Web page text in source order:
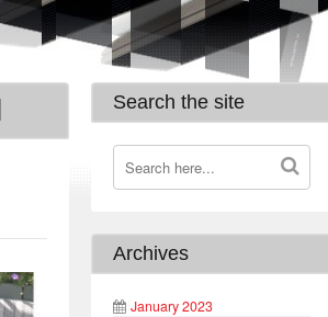
Search the site
Archives
January 2023